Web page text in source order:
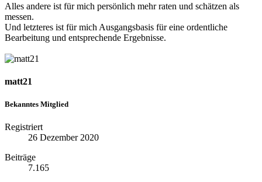
Alles andere ist für mich persönlich mehr raten und schätzen als
messen.
Und letzteres ist für mich Ausgangsbasis für eine ordentliche
Bearbeitung und entsprechende Ergebnisse.
matt21
Bekanntes Mitglied
Registriert
26 Dezember 2020
Beiträge
7.165